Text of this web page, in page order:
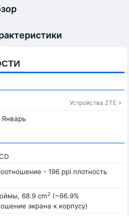
Устройства ZTE >
Январь
- 196 ppi плотность
68.9 cm2(~66.9%
экрана к корпусу)